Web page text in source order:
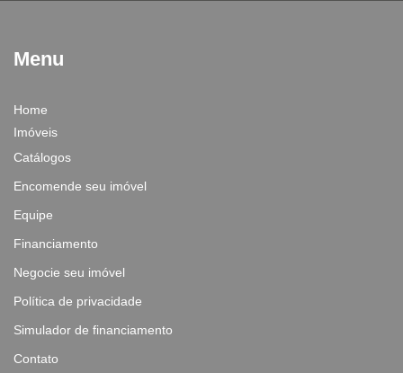
Menu
Home
Imóveis
Catálogos
Encomende seu imóvel
Equipe
Financiamento
Negocie seu imóvel
Política de privacidade
Simulador de financiamento
Contato